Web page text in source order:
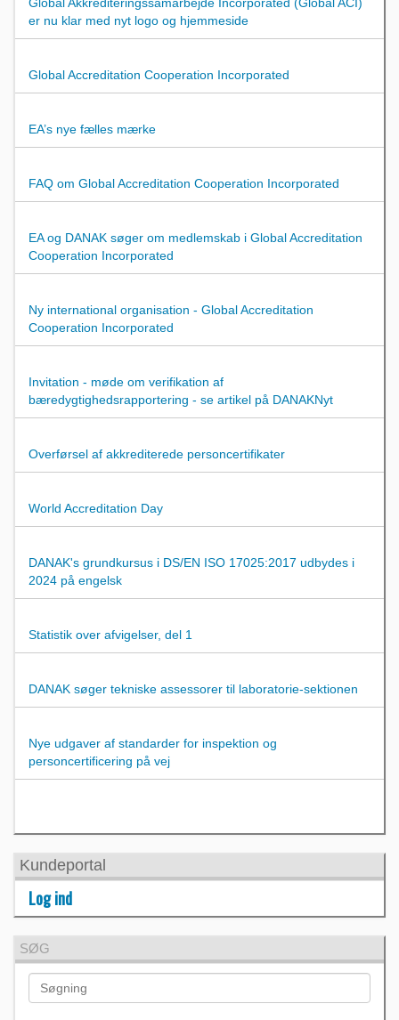
er nu klar med nyt logo og hjemmeside
Global Accreditation Cooperation Incorporated
EA’s nye fælles mærke
FAQ om Global Accreditation Cooperation Incorporated
EA og DANAK søger om medlemskab i Global Accreditation
Cooperation Incorporated
Ny international organisation - Global Accreditation
Cooperation Incorporated
Invitation - møde om verifikation af
bæredygtighedsrapportering - se artikel på DANAKNyt
Overførsel af akkrediterede personcertifikater
World Accreditation Day
DANAK's grundkursus i DS/EN ISO 17025:2017 udbydes i
2024 på engelsk
Statistik over afvigelser, del 1
DANAK søger tekniske assessorer til laboratorie-sektionen
Nye udgaver af standarder for inspektion og
personcertificering på vej
Kundeportal
Log ind
SØG